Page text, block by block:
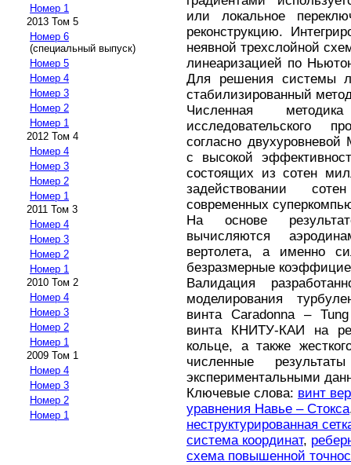
Номер 1
2013 Том 5
Номер 6
(специальный выпуск)
Номер 5
Номер 4
Номер 3
Номер 2
Номер 1
2012 Том 4
Номер 4
Номер 3
Номер 2
Номер 1
2011 Том 3
Номер 4
Номер 3
Номер 2
Номер 1
2010 Том 2
Номер 4
Номер 3
Номер 2
Номер 1
2009 Том 1
Номер 4
Номер 3
Номер 2
Номер 1
или локальное
реконструкцию.
неявной трехслойной
линеаризацией по
Для решения системы
стабилизированный
Численная
исследовательского
согласно
с высокой
состоящих из сотен
задействовании
современных
На основе
вычисляются
вертолета, а именно
безразмерные
Валидация
моделирования
винта Caradonna –
винта КНИТУ-КАИ на
кольце, а также
численные
экспериментальными
Ключевые слова: винт
уравнения Навье – Стокса
неструктурированная
система координат,
схема повышенной